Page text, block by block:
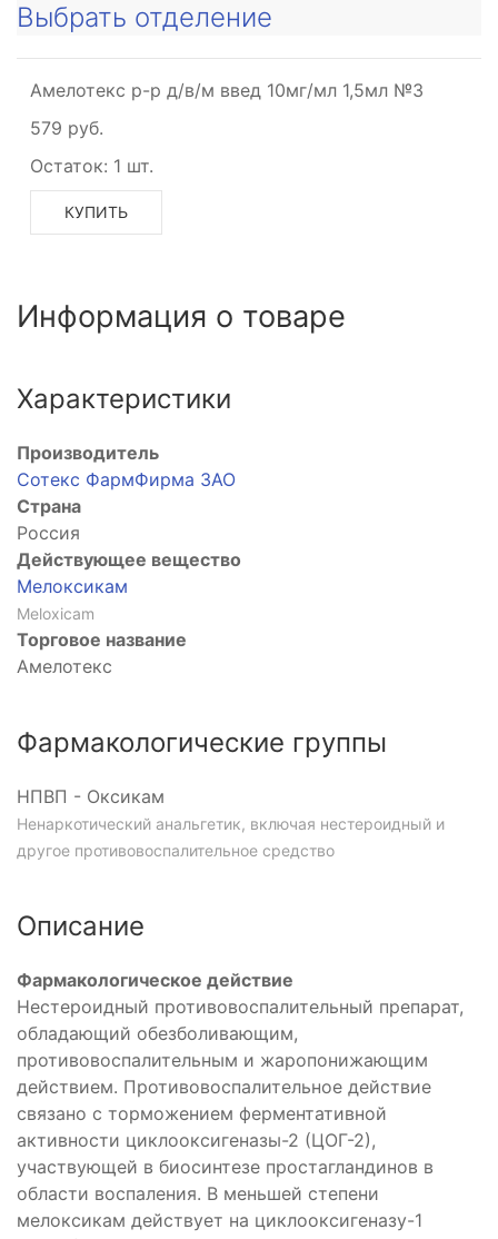
Выбрать отделение
Амелотекс р-р д/в/м введ 10мг/мл 1,5мл №3
579 руб.
Остаток: 1 шт.
КУПИТЬ
Информация о товаре
Характеристики
Производитель
Сотекс ФармФирма ЗАО
Страна
Россия
Действующее вещество
Мелоксикам
Meloxicam
Торговое название
Амелотекс
Фармакологические группы
НПВП - Оксикам
Ненаркотический анальгетик, включая нестероидный и
другое противовоспалительное средство
Описание
Фармакологическое действие
Нестероидный противовоспалительный препарат,
обладающий обезболивающим,
противовоспалительным и жаропонижающим
действием. Противовоспалительное действие
связано с торможением ферментативной
активности циклооксигеназы-2 (ЦОГ-2),
участвующей в биосинтезе простагландинов в
области воспаления. В меньшей степени
мелоксикам действует на циклооксигеназу-1